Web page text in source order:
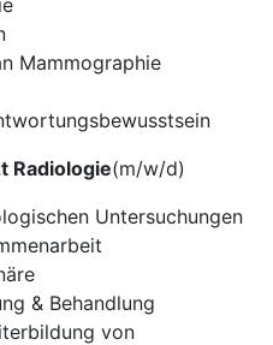
Mammographie
Radiologie(m/w/d)
Untersuchungen
& Behandlung
von